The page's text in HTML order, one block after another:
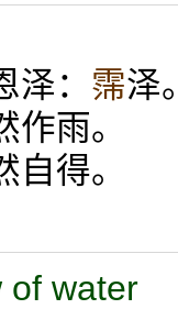
： 霈泽
作雨。
自得。
of water